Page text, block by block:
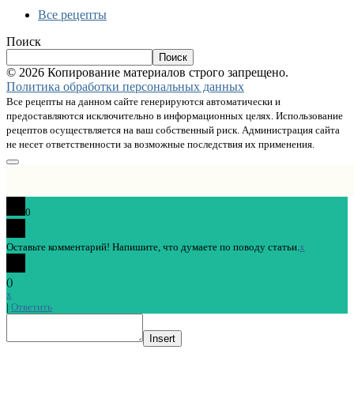
Все рецепты
Поиск
Поиск
© 2026 Копирование материалов строго запрещено.
Политика обработки персональных данных
Все рецепты на данном сайте генерируются автоматически и
предоставляются исключительно в информационных целях. Использование
рецептов осуществляется на ваш собственный риск. Администрация сайта
не несет ответственности за возможные последствия их применения.
0
Оставьте комментарий! Напишите, что думаете по поводу статьи. x
()
x
| Ответить
Insert